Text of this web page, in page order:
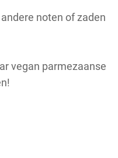
noten of zaden
vegan parmezaanse